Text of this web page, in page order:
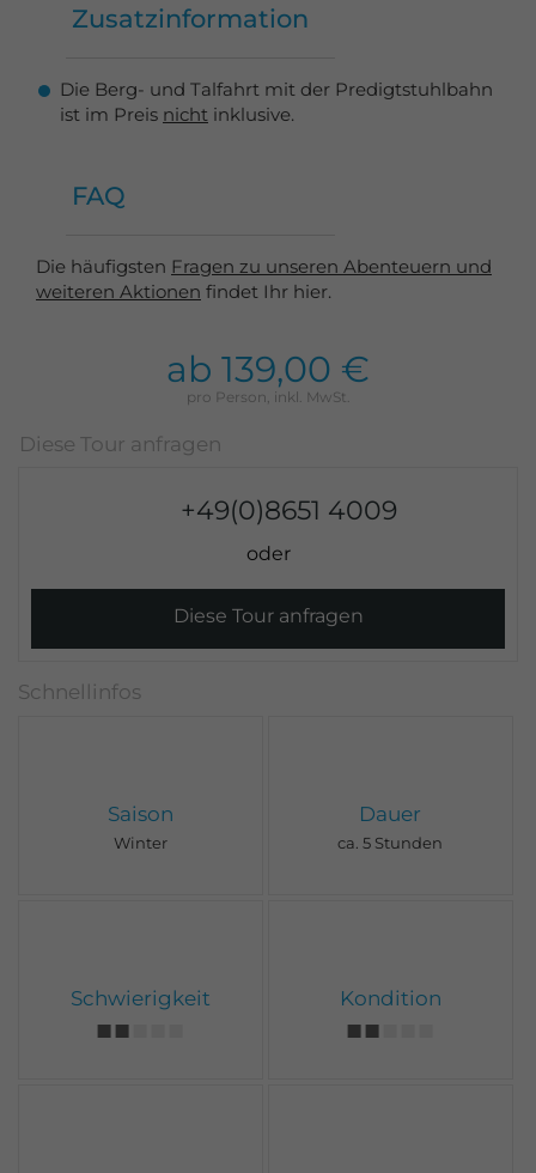
Zusatzinformation
Die Berg- und Talfahrt mit der Predigtstuhlbahn
ist im Preis nicht inklusive.
FAQ
Die häufigsten Fragen zu unseren Abenteuern und
weiteren Aktionen findet Ihr hier.
ab 139,00 €
+49(0)8651 4009
Diese Tour anfragen
Saison
Winter
Dauer
ca. 5 Stunden
Schwierigkeit Kondition